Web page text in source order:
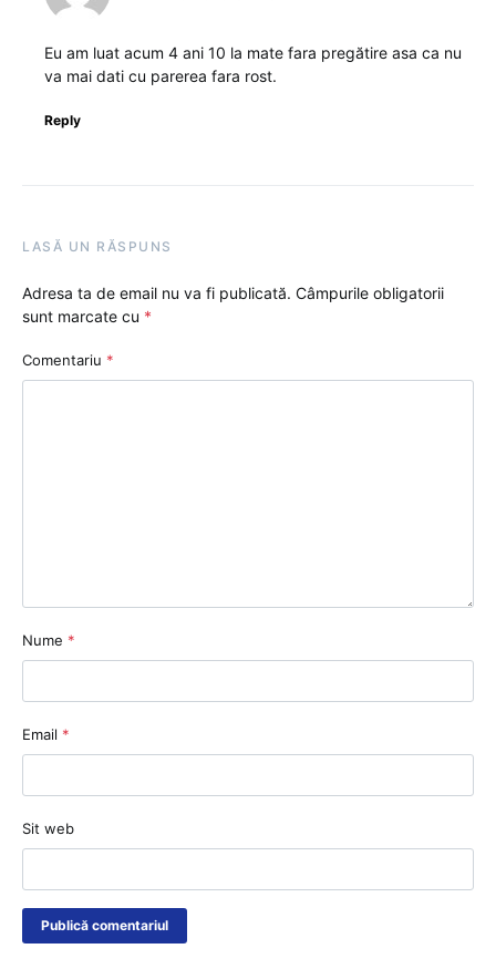
Eu am luat acum 4 ani 10 la mate fara pregătire asa ca nu
va mai dati cu parerea fara rost.
Reply
LASĂ UN RĂSPUNS
Adresa ta de email nu va fi publicată. Câmpurile obligatorii
sunt marcate cu *
Comentariu *
Nume *
Email *
Sit web